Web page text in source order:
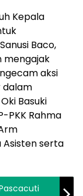
Kepala
Baco,
mengajak
aksi
dalam
Basuki
PKK Rahma
Asisten serta